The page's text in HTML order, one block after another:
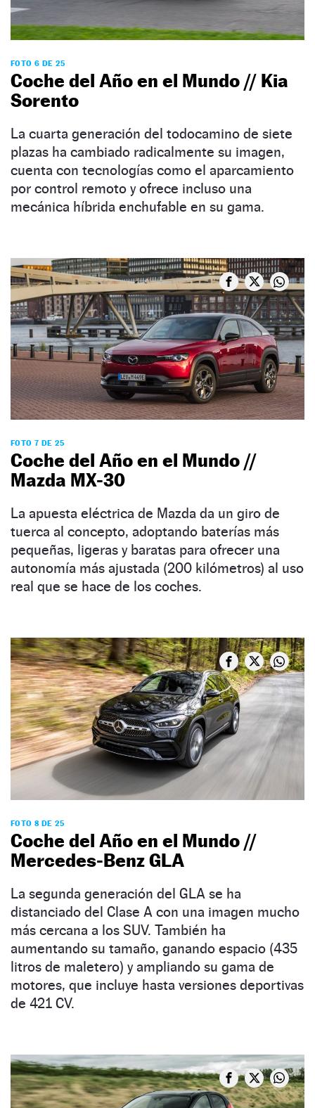
FOTO 6 DE 25
Coche del Año en el Mundo // Kia
Sorento
La cuarta generación del todocamino de siete
plazas ha cambiado radicalmente su imagen,
cuenta con tecnologías como el aparcamiento
por control remoto y ofrece incluso una
mecánica híbrida enchufable en su gama.
FOTO 7 DE 25
Coche del Año en el Mundo //
Mazda MX-30
La apuesta eléctrica de Mazda da un giro de
tuerca al concepto, adoptando baterías más
pequeñas, ligeras y baratas para ofrecer una
autonomía más ajustada (200 kilómetros) al uso
real que se hace de los coches.
FOTO 8 DE 25
Coche del Año en el Mundo //
Mercedes-Benz GLA
La segunda generación del GLA se ha
distanciado del Clase A con una imagen mucho
más cercana a los SUV. También ha
aumentando su tamaño, ganando espacio (435
litros de maletero) y ampliando su gama de
motores, que incluye hasta versiones deportivas
de 421 CV.